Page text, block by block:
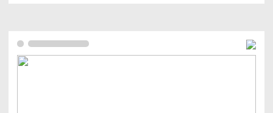
De
olika
alternativen
kan